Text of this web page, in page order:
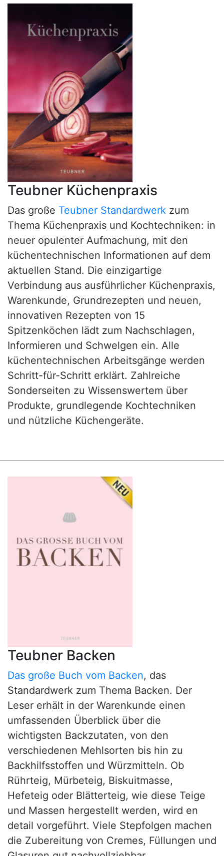
Teubner Küchenpraxis
Das große Teubner Standardwerk zum
Thema Küchenpraxis und Kochtechniken: in
neuer opulenter Aufmachung, mit den
küchentechnischen Informationen auf dem
aktuellen Stand. Die einzigartige
Verbindung aus ausführlicher Küchenpraxis,
Warenkunde, Grundrezepten und neuen,
innovativen Rezepten von 15
Spitzenköchen lädt zum Nachschlagen,
Informieren und Schwelgen ein. Alle
küchentechnischen Arbeitsgänge werden
Schritt-für-Schritt erklärt. Zahlreiche
Sonderseiten zu Wissenswertem über
Produkte, grundlegende Kochtechniken
und nützliche Küchengeräte.
Teubner Backen
Das große Buch vom Backen, das
Standardwerk zum Thema Backen. Der
Leser erhält in der Warenkunde einen
umfassenden Überblick über die
wichtigsten Backzutaten, von den
verschiedenen Mehlsorten bis hin zu
Backhilfsstoffen und Würzmitteln. Ob
Rührteig, Mürbeteig, Biskuitmasse,
Hefeteig oder Blätterteig, wie diese Teige
und Massen hergestellt werden, wird en
detail vorgeführt. Viele Stepfolgen machen
die Zubereitung von Cremes, Füllungen und